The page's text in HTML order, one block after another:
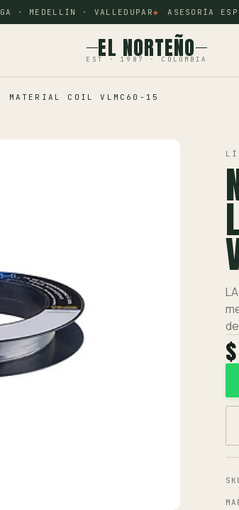
· MEDELLÍN · VALLEDUPAR ASESORÍA
EL NORTEÑO
EST · 1987 · COLOMBIA
MATERIAL COIL VLMC60-15